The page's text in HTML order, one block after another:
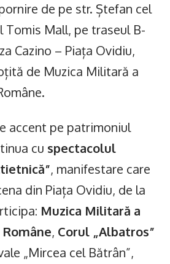
de pe str. Ștefan cel
Tomis Mall, pe traseul B-
Cazino – Piața Ovidiu,
de Muzica Militară a
accent pe patrimoniul
cu spectacolul
, manifestare care
din Piața Ovidiu, de la
Muzica Militară a
, Corul „Albatros”
„Mircea cel Bătrân”,